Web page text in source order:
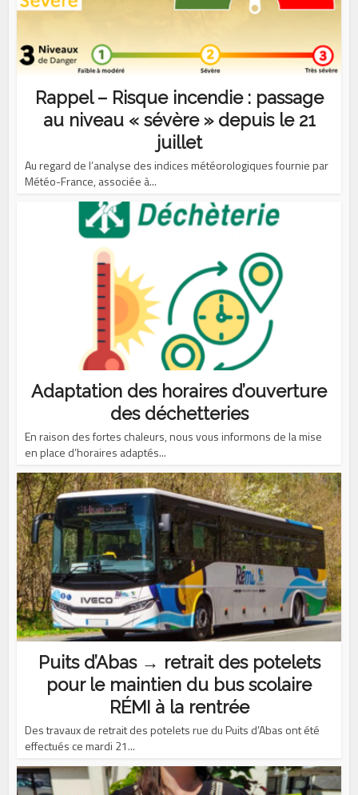
Rappel – Risque incendie : passage
au niveau « sévère » depuis le 21
juillet
Au regard de l’analyse des indices météorologiques fournie par
Météo-France, associée à...
Adaptation des horaires d’ouverture
des déchetteries
En raison des fortes chaleurs, nous vous informons de la mise
en place d’horaires adaptés...
Puits d’Abas → retrait des potelets
pour le maintien du bus scolaire
RÉMI à la rentrée
Des travaux de retrait des potelets rue du Puits d’Abas ont été
effectués ce mardi 21...